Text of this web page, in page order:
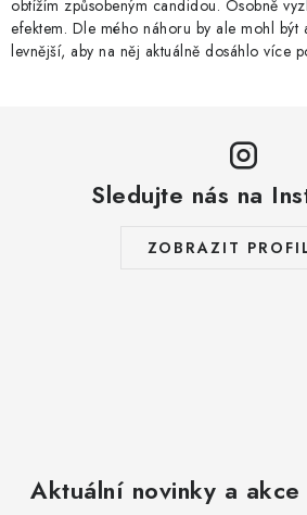
obtížím způsobeným candidou. Osobně
efektem. Dle mého náhoru by ale mohl být
levnější, aby na něj aktuálně dosáhlo více
Sledujte nás na
ZOBRAZIT
Aktuální novinky a akce